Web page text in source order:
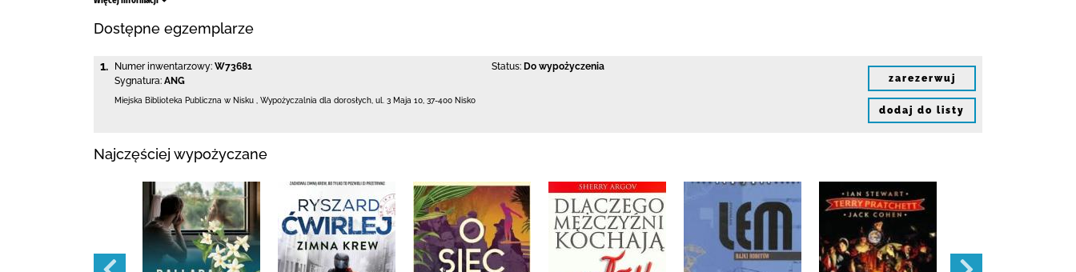
Dostępne egzemplarze
1. Numer inwentarzowy: W73681
Sygnatura: ANG
Status: Do wypożyczenia
Miejska Biblioteka Publiczna w Nisku Wypożyczalnia dla dorosłych, ul. 3 Maja 10 37-400 Nisko
zarezerwuj
dodaj do listy
Najczęściej wypożyczane